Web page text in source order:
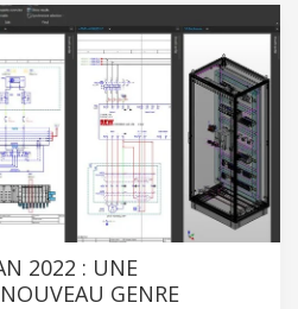
2022 : UNE
GENRE